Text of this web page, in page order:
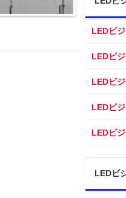
LEDビ
LEDビ
LEDビ
LEDビ
LEDビ
LEDビ